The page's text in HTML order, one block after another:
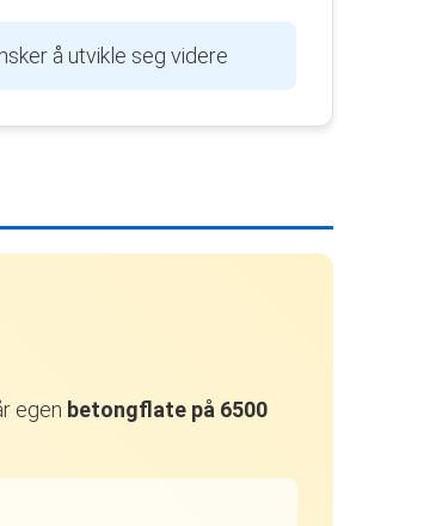
å utvikle seg videre
egen betongflate på 6500